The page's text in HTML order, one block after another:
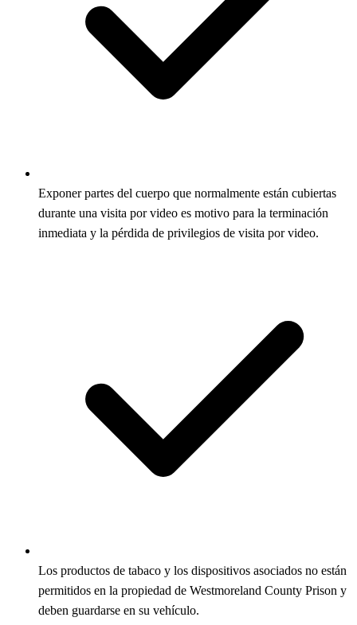
Exponer partes del cuerpo que normalmente están cubiertas
durante una visita por video es motivo para la terminación
inmediata y la pérdida de privilegios de visita por video.
Los productos de tabaco y los dispositivos asociados no están
permitidos en la propiedad de Westmoreland County Prison y
deben guardarse en su vehículo.